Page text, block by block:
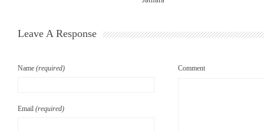
Leave A Response
Name (required)
Email (required)
Comment